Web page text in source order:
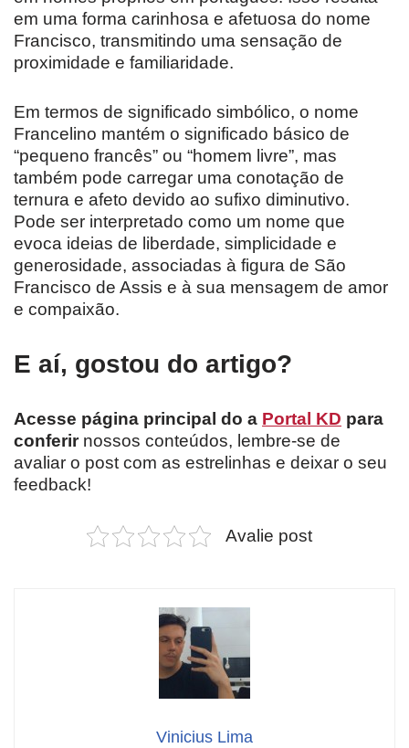
em uma forma carinhosa e afetuosa do nome
Francisco, transmitindo uma sensação de
proximidade e familiaridade.
Em termos de significado simbólico, o nome
Francelino mantém o significado básico de
“pequeno francês” ou “homem livre”, mas
também pode carregar uma conotação de
ternura e afeto devido ao sufixo diminutivo.
Pode ser interpretado como um nome que
evoca ideias de liberdade, simplicidade e
generosidade, associadas à figura de São
Francisco de Assis e à sua mensagem de amor
e compaixão.
E aí, gostou do artigo?
Acesse página principal do a Portal KD para
conferirnossos conteúdos, lembre-se de
avaliar o post com as estrelinhas e deixar o seu
feedback!
Avalie post
Vinicius Lima